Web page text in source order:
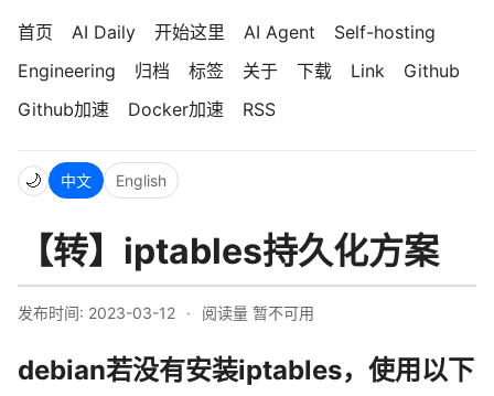
首页 AI Daily 开始这里 AI Agent
Self-hosting
Engineering
归档 标签 关于 下载 Link
Github
Github加速
Docker加速 RSS
🌙 中文 English
【转】iptables持久化方案
发布时间: 2023-03-12 · 阅读量 暂不可用
debian若没有安装iptables，使用以下